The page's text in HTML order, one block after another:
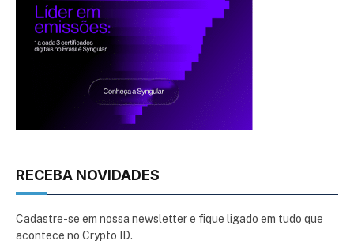
RECEBA NOVIDADES
Cadastre-se em nossa newsletter e fique ligado em tudo que
acontece no Crypto ID.